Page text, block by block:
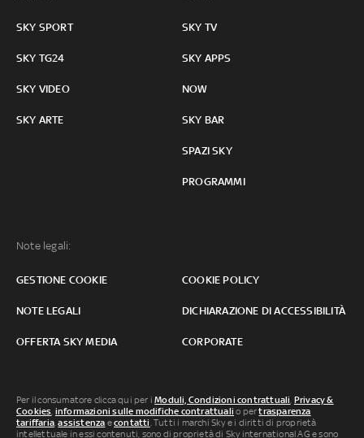
SKY SPORT
SKY TG24
SKY VIDEO
SKY ARTE
SKY TV
SKY APPS
NOW
SKY BAR
SPAZI SKY
PROGRAMMI
Note legali:
GESTIONE COOKIE COOKIE POLICY
NOTE LEGALI DICHIARAZIONE DI ACCESSIBILITÀ
OFFERTA SKY MEDIA CORPORATE
Per il consumatore clicca qui per iModuli, Condizioni contrattuali, Privacy &
Cookies, informazioni sulle modifiche contrattuali o pertrasparenza
tariffaria,assistenza econtatti. Tutti i marchi Sky e i diritti di proprietà
intellettuale in essi contenuti, sono di proprietà di Sky international AG e sono